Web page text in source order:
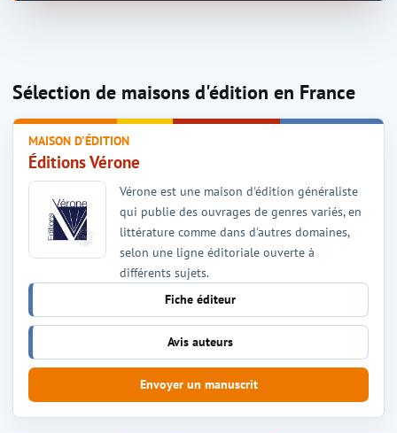
Sélection de maisons d'édition en France
MAISON D'ÉDITION
Éditions Vérone
Vérone est une maison d'édition généraliste
qui publie des ouvrages de genres variés, en
littérature comme dans d'autres domaines,
selon une ligne éditoriale ouverte à
différents sujets.
Fiche éditeur
Avis auteurs
Envoyer un manuscrit